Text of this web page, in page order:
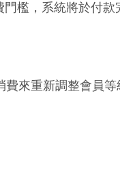
檻，系統將於付款
來重新調整會員等